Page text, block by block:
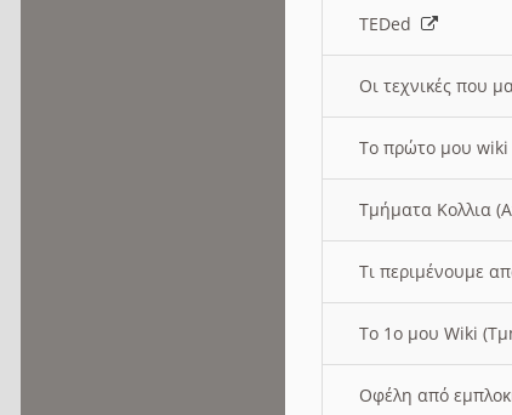
TEDed
Οι τεχνικές που
Το πρώτο μου
Τμήματα Κολλια
Τι περιμένουμε
Το 1ο μου Wiki
Οφέλη από